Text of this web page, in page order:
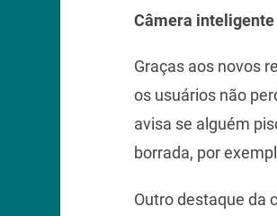
Câmera inteligente
Graças aos novos
os usuários não
avisa se alguém
borrada, por
Outro destaque da